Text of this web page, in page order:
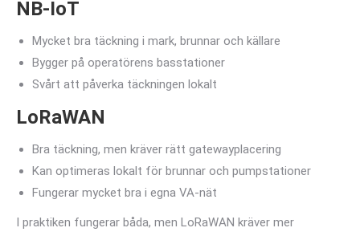
NB-IoT
Mycket bra täckning i mark, brunnar och källare
Bygger på operatörens basstationer
Svårt att påverka täckningen lokalt
LoRaWAN
Bra täckning, men kräver rätt gatewayplacering
Kan optimeras lokalt för brunnar och pumpstationer
Fungerar mycket bra i egna VA-nät
I praktiken fungerar båda, men LoRaWAN kräver mer